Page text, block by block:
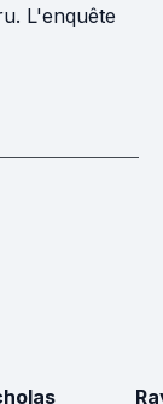
L'enquête